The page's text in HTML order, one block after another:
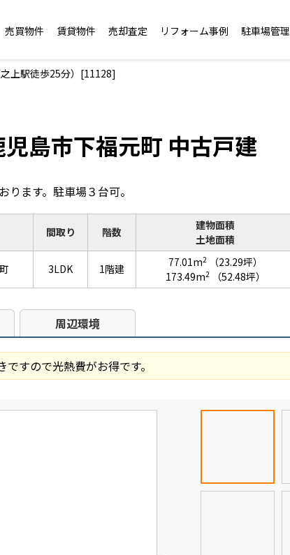
売買物件 賃貸物件 売却査定 リフォーム事例 駐車場管理
上駅徒歩25分）[11128]
児島市下福元町 中古戸建
ます。駐車場３台可。
間取り 階数
建物面積
土地面積
3LDK 1階建 77.01m2
（23.29坪）
173.49m2 （52.48坪）
周辺環境
すので光熱費がお得です。